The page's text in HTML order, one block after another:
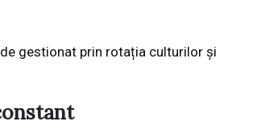
gestionat prin rotația culturilor și